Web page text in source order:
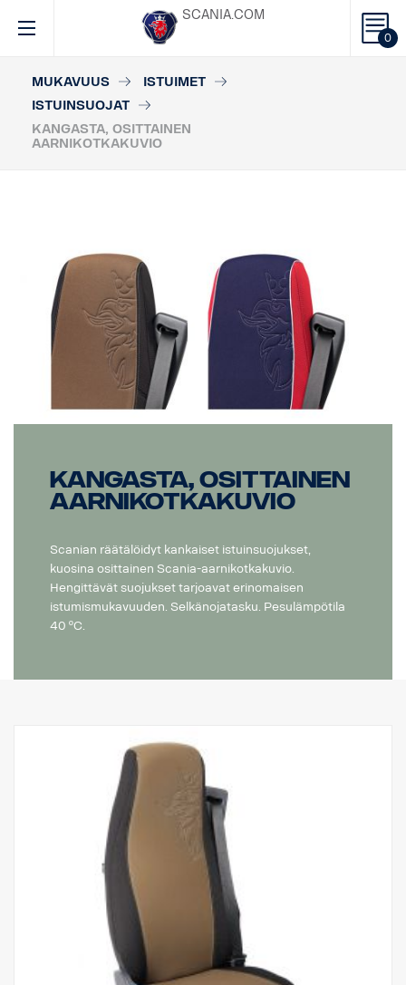
0
SCANIA.COM
MUKAVUUS
ISTUIMET
ISTUINSUOJAT
KANGASTA, OSITTAINEN
AARNIKOTKAKUVIO
Kangasta, osittainen
aarnikotkakuvio
Scanian räätälöidyt kankaiset istuinsuojukset,
kuosina osittainen Scania-aarnikotkakuvio.
Hengittävät suojukset tarjoavat erinomaisen
istumismukavuuden. Selkänojatasku. Pesulämpötila
40 ºC.